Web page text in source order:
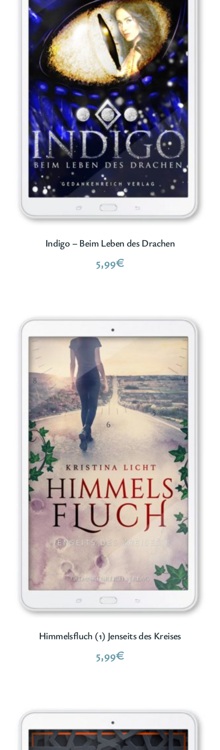
Indigo – Beim Leben des Drachen
5,99€
Himmelsfluch (1) Jenseits des Kreises
5,99€